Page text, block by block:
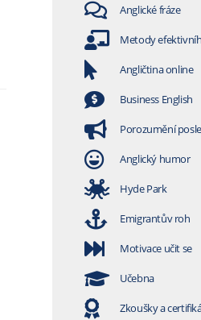
Anglické fráze
Metody
Angličtina online
Business English
Porozumění
Anglický humor
Hyde Park
Emigrantův roh
Motivace učit se
Učebna
Zkoušky a